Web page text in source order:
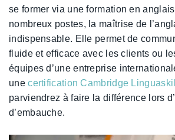
se former via une formation en
nombreux postes, la maîtrise de
indispensable. Elle permet de
fluide et efficace avec les clients ou
équipes d’une entreprise
unecertification Cambridge Linguaskill
parviendrez à faire la différence lors
d’embauche.